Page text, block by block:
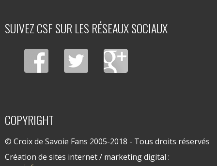
SUIVEZ CSF SUR LES RÉSEAUX SOCIAUX
COPYRIGHT
© Croix de Savoie Fans 2005-2018 - Tous droits réservés
Création de sites internet / marketing digital :